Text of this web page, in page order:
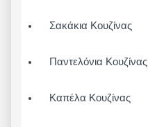
Σακάκια Κουζίνας
Παντελόνια Κουζίνας
Καπέλα Κουζίνας